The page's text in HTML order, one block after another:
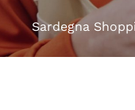
Sardegna